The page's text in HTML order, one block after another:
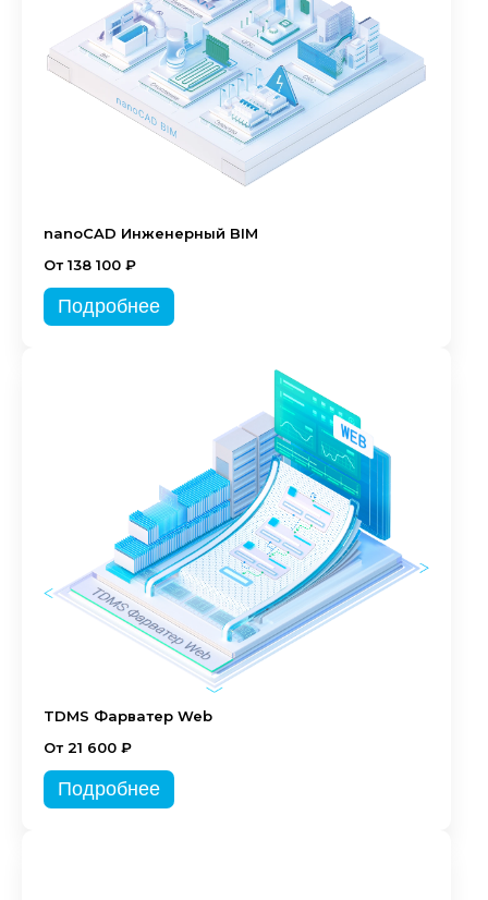
nanoCAD Инженерный BIM
От 138 100 ₽
Подробнее
TDMS Фарватер Web
От 21 600 ₽
Подробнее